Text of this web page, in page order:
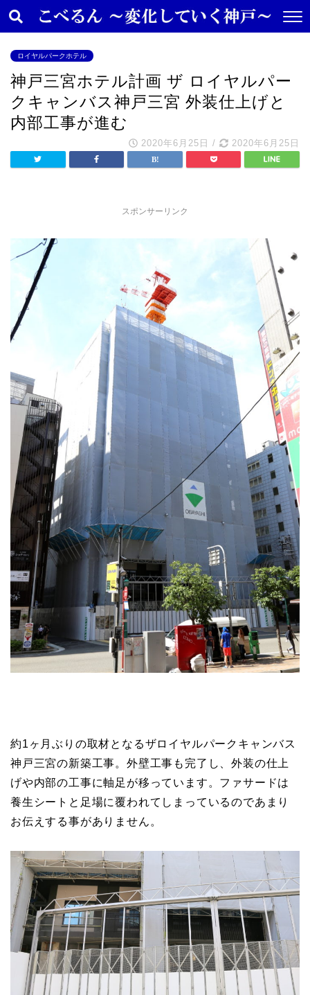
ロイヤルパークホテル
神戸三宮ホテル計画 ザ ロイヤルパー
クキャンバス神戸三宮 外装仕上げと
内部工事が進む
2020年6月25日 / 2020年6月25日
スポンサーリンク
約1ヶ月ぶりの取材となるザロイヤルパークキャンバス
神戸三宮の新築工事。外壁工事も完了し、外装の仕上
げや内部の工事に軸足が移っています。ファサードは
養生シートと足場に覆われてしまっているのであまり
お伝えする事がありません。